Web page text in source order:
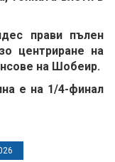
прави пълен
центриране на
на Шобеир.
е на 1/4-финал